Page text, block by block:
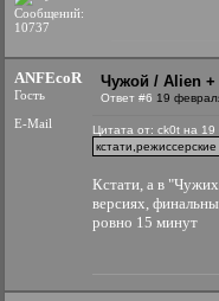
Сообщений:
10737
ANFEcoR
Гость
E-Mail
Чужой / Alien +
Ответ #6 19
Цитата от: ck0t на
Кстати, а в
версиях,
ровно 15 минут